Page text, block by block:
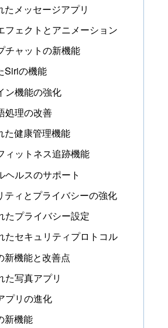
たメッセージアプリ
フェクトとアニメーション
チャットの新機能
Siriの機能
ン機能の強化
処理の改善
た健康管理機能
ィットネス追跡機能
ヘルスのサポート
ティとプライバシーの強化
たプライバシー設定
たセキュリティプロトコル
新機能と改善点
た写真アプリ
プリの進化
新機能